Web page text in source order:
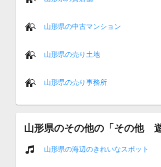
山形県の中古マンション
山形県の売り土地
山形県の売り事務所
山形県のその他の「その他
山形県の海辺のきれいなスポット